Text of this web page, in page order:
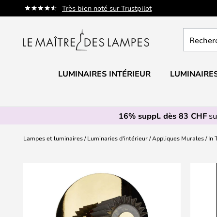
Très bien noté sur Trustpilot
Allez
au
un
LUMINAIRES INTÉRIEUR
16% suppl. dès 83 CHF
Lampes et luminaires Luminaries d'intérieur Appliques Murales In